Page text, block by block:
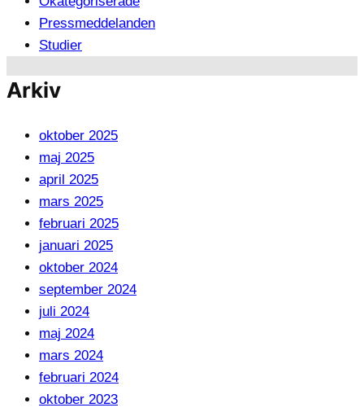
Pressmeddelanden
Studier
Arkiv
oktober 2025
maj 2025
april 2025
mars 2025
februari 2025
januari 2025
oktober 2024
september 2024
juli 2024
maj 2024
mars 2024
februari 2024
oktober 2023